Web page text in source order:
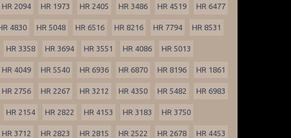
HR 2094 HR 1973 HR 2405 HR 3486 HR 4519 HR 6477
4830 HR 5048 HR 6516 HR 8216 HR 7794 HR 8531
HR 3358 HR 3694 HR 3551 HR 4086 HR 5013
HR 4049 HR 5540 HR 6936 HR 6870 HR 8196 HR 1861
HR 2756 HR 2267 HR 3212 HR 4350 HR 5482 HR 6983
HR 2154 HR 2822 HR 4153 HR 3183 HR 3750
HR 3712 HR 2823 HR 2815 HR 2522 HR 2678 HR 4453